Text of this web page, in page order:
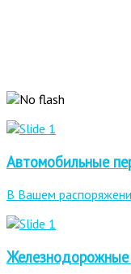
Автомобильные
В Вашем
Железнодорожные